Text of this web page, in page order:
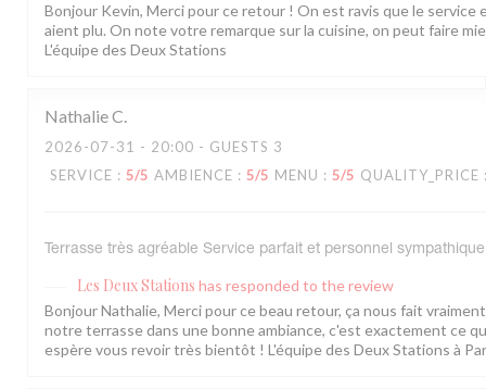
Bonjour Kevin, Merci pour ce retour ! On est ravis que le service
aient plu. On note votre remarque sur la cuisine, on peut faire
L'équipe des Deux Stations
NathalieC
2026-07-31 - 20:00 - GUESTS 3
SERVICE : 5/5 AMBIENCE : 5/5 MENU : 5/5 QUALITY_PRICE
Terrasse très agréable Service parfait et personnel sympathique
Les Deux Stations has responded to the review
Bonjour Nathalie, Merci pour ce beau retour, ça nous fait
notre terrasse dans une bonne ambiance, c'est exactement ce
espère vous revoir très bientôt ! L'équipe des Deux Stations à